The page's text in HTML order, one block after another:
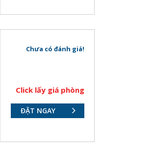
Chưa có đánh giá!
Click lấy giá phòng
ĐẶT NGAY